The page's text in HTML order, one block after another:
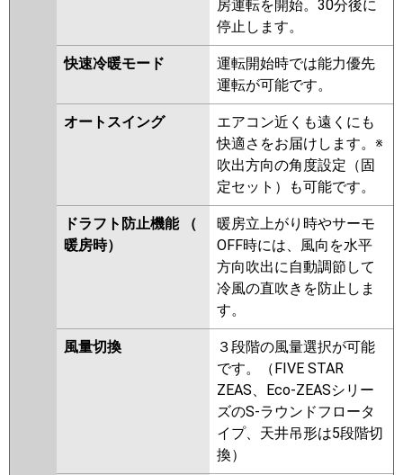
房運転を開始。30分後に
停止します。
快速冷暖モード
運転開始時では能力優先
運転が可能です。
オートスイング
エアコン近くも遠くにも
快適さをお届けします。※
吹出方向の角度設定（固
定セット）も可能です。
ドラフト防止機能 （
暖房時）
暖房立上がり時やサーモ
OFF時には、風向を水平
方向吹出に自動調節して
冷風の直吹きを防止しま
す。
風量切換
３段階の風量選択が可能
です。（FIVE STAR
ZEAS、Eco-ZEASシリー
ズのS-ラウンドフロータ
イプ、天井吊形は5段階切
換）